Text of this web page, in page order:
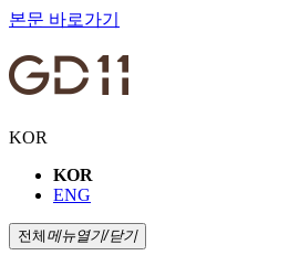
본문 바로가기
KOR
KOR
ENG
전체 메뉴열기/닫기